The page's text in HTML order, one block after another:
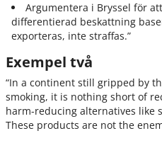
Argumentera i Bryssel för
differentierad beskattning
exporteras, inte straffas.”
Exempel två
“In a continent still gripped by
smoking, it is nothing short of
harm-reducing alternatives like
These products are not the